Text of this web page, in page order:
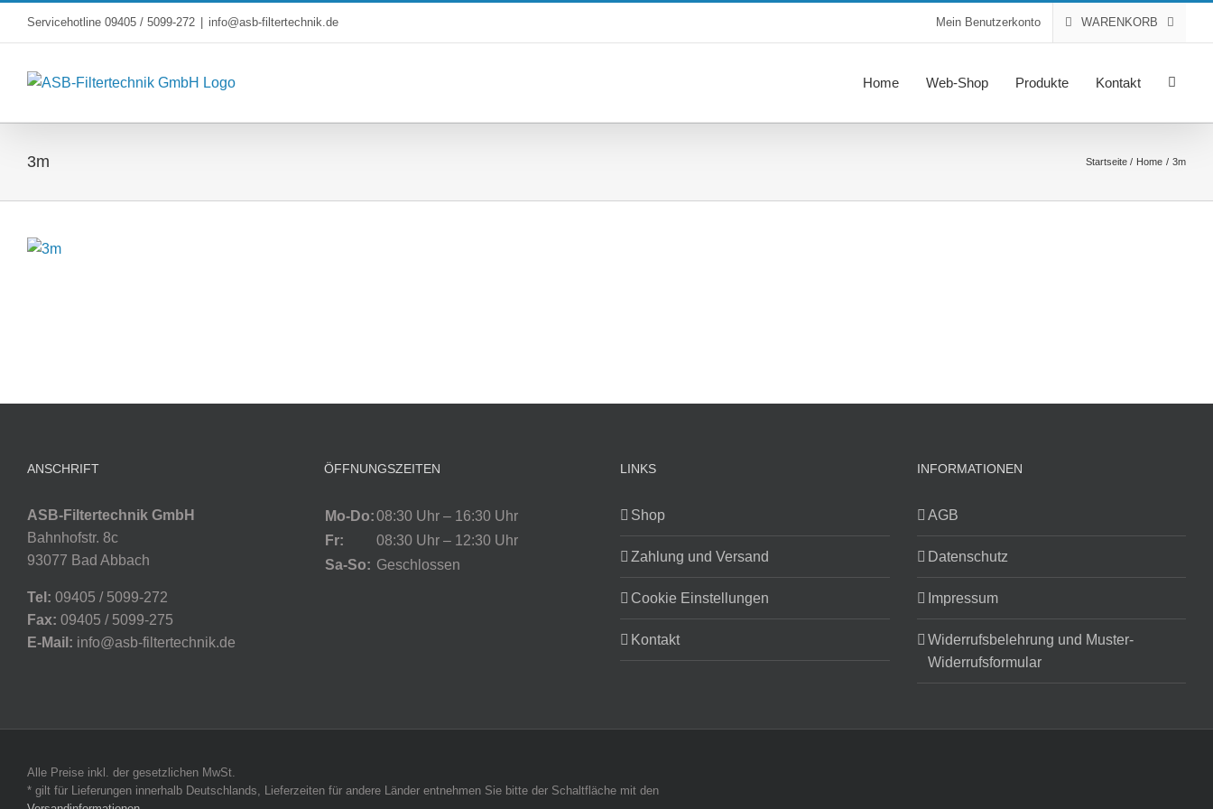
Servicehotline 09405 / 5099-272 info@asb-filtertechnik.de Mein Benutzerkonto WARENKORB
Home Web-Shop Produkte Kontakt
3m Startseite Home 3m
ANSCHRIFT
ASB-Filtertechnik GmbH
Bahnhofstr. 8c
93077 Bad Abbach
Tel: 09405 / 5099-272
Fax: 09405 / 5099-275
E-Mail: info@asb-filtertechnik.de
ÖFFNUNGSZEITEN
Mo-Do:08:30 Uhr – 16:30 Uhr
Fr:
08:30 Uhr – 12:30 Uhr
Sa-So: Geschlossen
LINKS
Shop
Zahlung und Versand
Cookie Einstellungen
Kontakt
INFORMATIONEN
AGB
Datenschutz
Impressum
Widerrufsbelehrung und Muster-
Widerrufsformular
Alle Preise inkl. der gesetzlichen MwSt.
* gilt für Lieferungen innerhalb Deutschlands, Lieferzeiten für andere Länder entnehmen Sie bitte der Schaltfläche mit den